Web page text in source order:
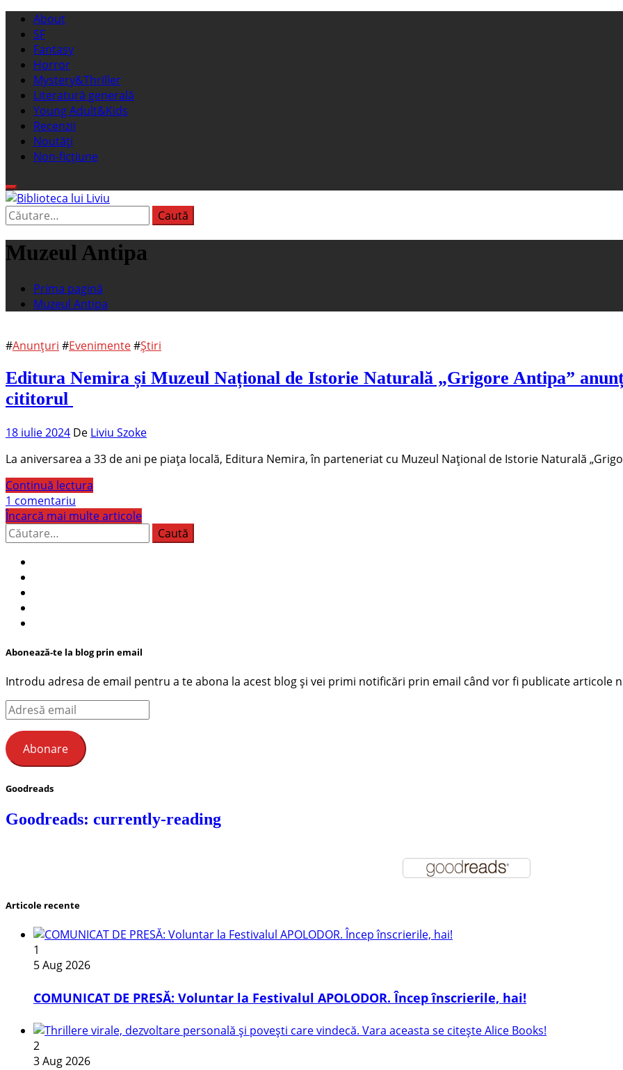
Sari
conținut
Meniu
principal
About
SF
Fantasy
Horror
Mystery&Thriller
Literatură generală
Young Adult&Kids
Recenzii
Noutăți
Non-ficțiune
Biblioteca lui Liviu
Fostul blog FanSF
Caută
după:
Muzeul Antipa
Prima pagină
Muzeul Antipa
#Anunțuri #Evenimente#Știri
Editura Nemira și Muzeul Național de Istorie Naturală „Grigore Antipa”
cititorul
18 iulie 2024 De Liviu Szoke
La aniversarea a 33 de ani pe piața locală, Editura Nemira, în parteneriat cu Muzeul Național de Istorie Naturală
Continuă lectura
1 comentariu
Încarcă mai multe articole
Caută
după:
Abonează-te la blog prin email
Introdu adresa de email pentru a te abona la acest blog și vei primi notificări prin email când vor fi publicate articole
Adresă
email
Abonare
Goodreads
Goodreads: currently-reading
Articole recente
1
5 Aug 2026
COMUNICAT DE PRESĂ: Voluntar la Festivalul APOLODOR. Încep înscrierile, hai!
2
3 Aug 2026